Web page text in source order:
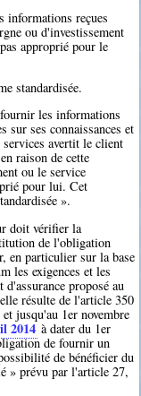
informations reçues
ou d'investissement
approprié pour le
standardisée.
les informations
sur ses connaissances et
services avertit le client
raison de cette
ou le service
pour lui. Cet
».
doit vérifier la
de l'obligation
en particulier sur la base
les exigences et les
proposé au
résulte de l'article 350
jusqu'au 1er novembre
2014 à dater du 1er
de fournir un
de bénéficier du
» prévu par l'article 27,